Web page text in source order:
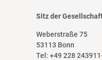
Sitz der
Weberstraße 75
53113 Bonn
Tel: +49 228